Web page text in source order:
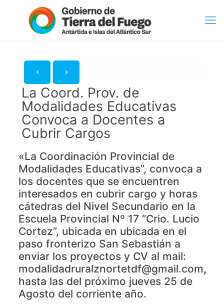
La Coord. Prov. de
Modalidades Educativas
Convoca a Docentes a
Cubrir Cargos
«La Coordinación Provincial de
Modalidades Educativas”, convoca a
los docentes que se encuentren
interesados en cubrir cargo y horas
cátedras del Nivel Secundario en la
Escuela Provincial Nº 17 “Crio. Lucio
Cortez”, ubicada en ubicada en el
paso fronterizo San Sebastián a
enviar los proyectos y CV al mail:
modalidadruralznortetdf@gmail.com,
hasta las del próximo jueves 25 de
Agosto del corriente año.